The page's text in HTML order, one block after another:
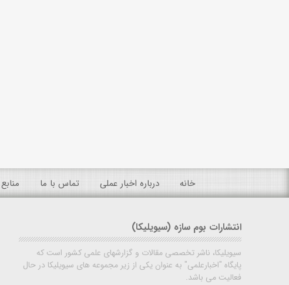
خانه درباره اخبار عملی تماس با ما منابع
انتشارات بوم سازه (سیویلیکا)
سیویلیکا، ناشر تخصصی مقالات و گزارشهای علمی کشور است که
پایگاه "اخبارعلمی" به عنوان یکی از زیر مجموعه های سیویلیکا در حال
فعالیت می باشد.